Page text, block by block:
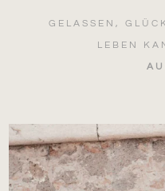
GELASSEN,
LEBEN